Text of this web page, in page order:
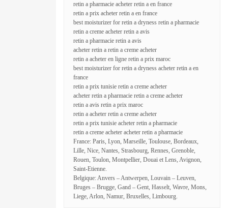
retin a pharmacie acheter retin a en france
retin a prix acheter retin a en france
best moisturizer for retin a dryness retin a pharmacie
retin a creme acheter retin a avis
retin a pharmacie retin a avis
acheter retin a retin a creme acheter
retin a acheter en ligne retin a prix maroc
best moisturizer for retin a dryness acheter retin a en
france
retin a prix tunisie retin a creme acheter
acheter retin a pharmacie retin a creme acheter
retin a avis retin a prix maroc
retin a acheter retin a creme acheter
retin a prix tunisie acheter retin a pharmacie
retin a creme acheter acheter retin a pharmacie
France: Paris, Lyon, Marseille, Toulouse, Bordeaux,
Lille, Nice, Nantes, Strasbourg, Rennes, Grenoble,
Rouen, Toulon, Montpellier, Douai et Lens, Avignon,
Saint-Etienne.
Belgique: Anvers – Antwerpen, Louvain – Leuven,
Bruges – Brugge, Gand – Gent, Hasselt, Wavre, Mons,
Liege, Arlon, Namur, Bruxelles, Limbourg.